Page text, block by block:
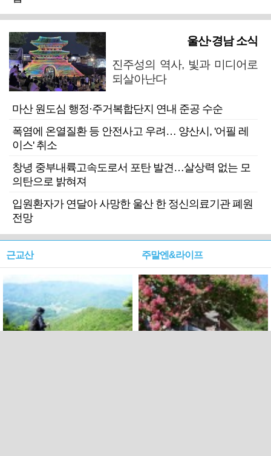
울산·경남 소식
진주성의 역사, 빛과 미디어로
되살아난다
마산 원도심 행정·주거복합단지 연내 준공 수순
폭염에 온열질환 등 안전사고 우려… 양산시, '어필 레
이스' 취소
창녕 중부내륙고속도로서 포탄 발견…살상력 없는 모
의탄으로 밝혀져
입원환자가 연달아 사망한 울산 한 정신의료기관 폐원
전망
근교산 주말엔&라이프